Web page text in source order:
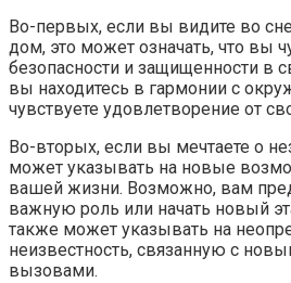
Во-первых, если вы видите во
дом, это может означать, что вы
безопасности и защищенности в
вы находитесь в гармонии с
чувствуете удовлетворение от
Во-вторых, если вы мечтаете о
может указывать на новые
вашей жизни. Возможно, вам
важную роль или начать новый
также может указывать на
неизвестность, связанную с
вызовами.